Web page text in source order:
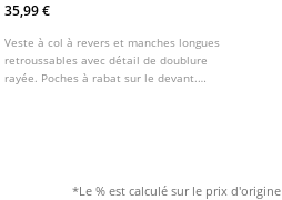
35,99 €
Veste à col à revers et manches longues
retroussables avec détail de doublure
rayée. Poches à rabat sur le devant.
*Le % est calculé sur le prix d'origine